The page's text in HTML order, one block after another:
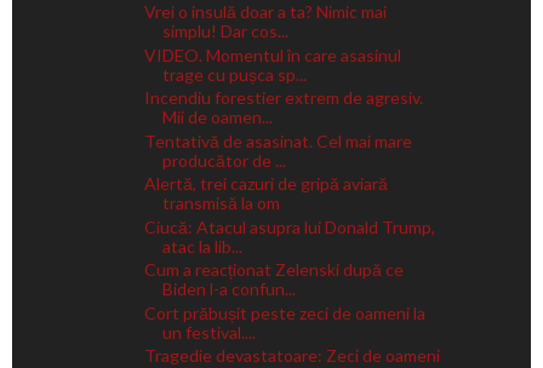
Vrei o insulă doar a ta? Nimic mai
simplu! Dar cos...
VIDEO. Momentul în care asasinul
trage cu pușca sp...
Incendiu forestier extrem de agresiv.
Mii de oamen...
Tentativă de asasinat. Cel mai mare
producător de ...
Alertă, trei cazuri de gripă aviară
transmisă la om
Ciucă: Atacul asupra lui Donald Trump,
atac la lib...
Cum a reacționat Zelenski după ce
Biden l-a confun...
Cort prăbușit peste zeci de oameni la
un festival....
Tragedie devastatoare: Zeci de oameni